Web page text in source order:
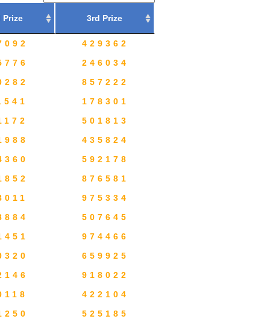
Prize 3rd Prize
429362
246034
857222
178301
501813
435824
592178
876581
975334
507645
974466
659925
918022
422104
525185